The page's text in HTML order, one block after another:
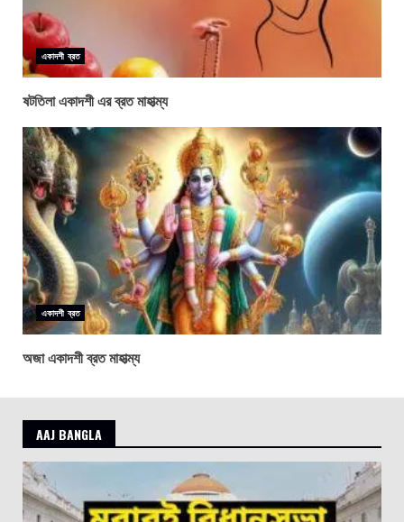
একাদশী ব্রত
ষটতিলা একাদশী এর ব্রত মাহাত্ম্য
একাদশী ব্রত
অজা একাদশী ব্রত মাহাত্ম্য
AAJ BANGLA